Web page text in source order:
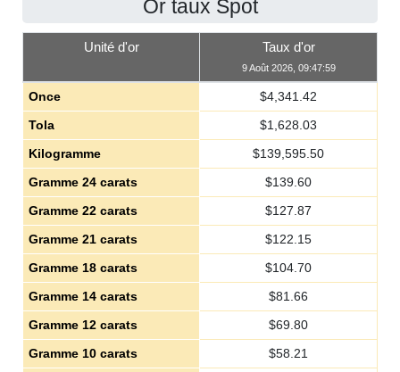
Or taux Spot
Unité d'or Taux d'or
9 Août 2026, 09:47:59
Once $4,341.42
Tola
$1,628.03
Kilogramme
$139,595.50
Gramme 24 carats
$139.60
Gramme 22 carats
$127.87
Gramme 21 carats
$122.15
Gramme 18 carats
$104.70
Gramme 14 carats
$81.66
Gramme 12 carats
$69.80
Gramme 10 carats
$58.21